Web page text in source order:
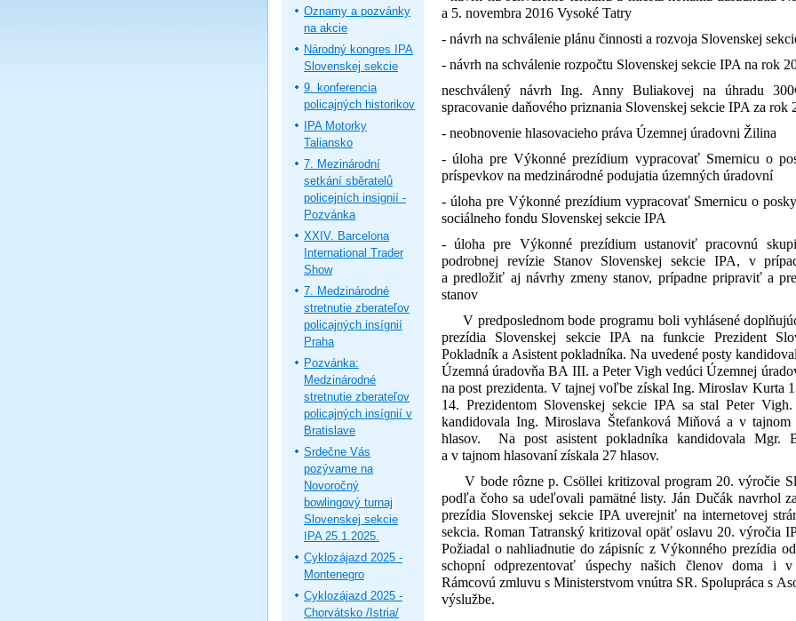
a 5. novembra 2016 Vysoké Tatry
- návrh na schválenie plánu činnosti a rozvoja Slovenskej
- návrh na schválenie rozpočtu Slovenskej sekcie IPA na rok
neschválený návrh Ing. Anny Buliakovej na úhradu
spracovanie daňového priznania Slovenskej sekcie IPA za rok
- neobnovenie hlasovacieho práva Územnej úradovni Žilina
- úloha pre Výkonné prezídium vypracovať Smernicu o
príspevkov na medzinárodné podujatia územných úradovní
- úloha pre Výkonné prezídium vypracovať Smernicu o
sociálneho fondu Slovenskej sekcie IPA
- úloha pre Výkonné prezídium ustanoviť pracovnú
podrobnej revízie Stanov Slovenskej sekcie IPA, v
a predložiť aj návrhy zmeny stanov, prípadne pripraviť a
stanov
V predposlednom bode programu boli vyhlásené
prezídia Slovenskej sekcie IPA na funkcie Prezident
Pokladník a Asistent pokladníka. Na uvedené posty
Územná úradovňa BA III. a Peter Vigh vedúci Územnej
na post prezidenta. V tajnej voľbe získal Ing. Miroslav Kurta
14. Prezidentom Slovenskej sekcie IPA sa stal Peter
kandidovala Ing. Miroslava Štefanková Miňová a v tajnom
hlasov. Na post asistent pokladníka kandidovala Mgr.
a v tajnom hlasovaní získala 27 hlasov.
V bode rôzne p. Csöllei kritizoval program 20. výročie
podľa čoho sa udeľovali pamätné listy. Ján Dučák navrhol
prezídia Slovenskej sekcie IPA uverejniť na internetovej
sekcia. Roman Tatranský kritizoval opäť oslavu 20. výročia
Požiadal o nahliadnutie do zápisníc z Výkonného prezídia
schopní odprezentovať úspechy našich členov doma i
Rámcovú zmluvu s Ministerstvom vnútra SR. Spolupráca s
výslužbe.
Oznamy a pozvánky
na akcie
Národný kongres IPA
Slovenskej sekcie
9. konferencia
policajných historikov
IPA Motorky
Taliansko
7. Mezinárodní
setkání sběratelů
policejních insignií -
Pozvánka
XXIV. Barcelona
International Trader
Show
7. Medzinárodné
stretnutie zberateľov
policajných insígnií
Praha
Pozvánka:
Medzinárodné
stretnutie zberateľov
policajných insígnií v
Bratislave
Srdečne Vás
pozývame na
Novoročný
bowlingový turnaj
Slovenskej sekcie
IPA 25.1.2025.
Cyklozájazd 2025 -
Montenegro
Cyklozájazd 2025 -
Chorvátsko /Istria/